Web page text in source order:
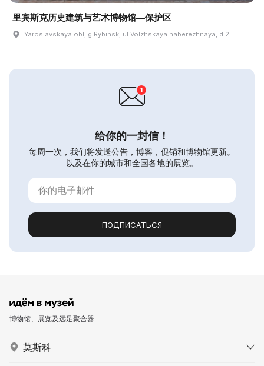
里宾斯克历史建筑与艺术博物馆—保护区
Yaroslavskaya obl, g Rybinsk, ul Volzhskaya naberezhnaya, d 2
给你的一封信！
每周一次，我们将发送公告，博客，促销和博物馆更新。
以及在你的城市和全国各地的展览。
ПОДПИСАТЬСЯ
博物馆、展览及远足聚合器
莫斯科